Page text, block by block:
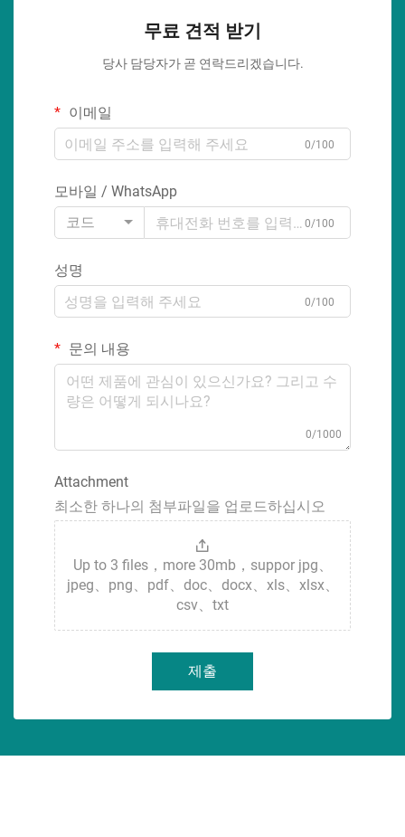
무료 견적 받기
당사 담당자가 곧 연락드리겠습니다.
이메일
0/100
모바일 / WhatsApp
코드
0/100
성명
0/100
문의 내용
0/1000
Attachment
최소한 하나의 첨부파일을 업로드하십시오
Up to 3 files，more 30mb，suppor jpg、
jpeg、png、pdf、doc、docx、xls、xlsx、
csv、txt
제출